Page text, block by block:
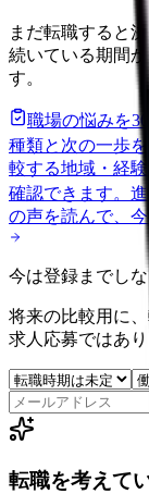
まだ転職すると
続いている期間
す。
職場の悩みを30
種類と次の一歩を
較する地域・経
確認できます。
の声を読んで、
今は登録までし
将来の比較用に
求人応募ではあり
転職を考えて